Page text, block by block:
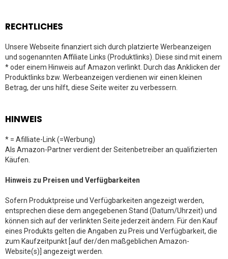
RECHTLICHES
Unsere Webseite finanziert sich durch platzierte Werbeanzeigen
und sogenannten Affiliate Links (Produktlinks). Diese sind mit einem
* oder einem Hinweis auf Amazon verlinkt. Durch das Anklicken der
Produktlinks bzw. Werbeanzeigen verdienen wir einen kleinen
Betrag, der uns hilft, diese Seite weiter zu verbessern.
HINWEIS
* = Afilliate-Link (=Werbung)
Als Amazon-Partner verdient der Seitenbetreiber an qualifizierten
Käufen.
Hinweis zu Preisen und Verfügbarkeiten
Sofern Produktpreise und Verfügbarkeiten angezeigt werden,
entsprechen diese dem angegebenen Stand (Datum/Uhrzeit) und
können sich auf der verlinkten Seite jederzeit ändern. Für den Kauf
eines Produkts gelten die Angaben zu Preis und Verfügbarkeit, die
zum Kaufzeitpunkt [auf der/den maßgeblichen Amazon-
Website(s)] angezeigt werden.